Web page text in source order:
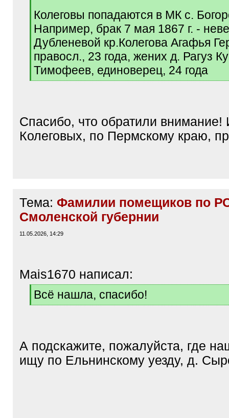
Колеговы попадаются в МК с.
Например, брак 7 мая 1867 г. -
Дубленевой кр.Колегова Агафья
правосл., 23 года, жених д. Рагуз
Тимофеев, единоверец, 24 года
[
Спасибо, что обратили внимание!
Колеговых, по Пермскому краю,
Тема: Фамилии помещиков по
Смоленской губернии
11.05.2026, 14:29
Mais1670 написал:
[
q
Всё нашла, спасибо!
[
А подскажите, пожалуйста, где
ищу по Ельнинскому уезду, д.